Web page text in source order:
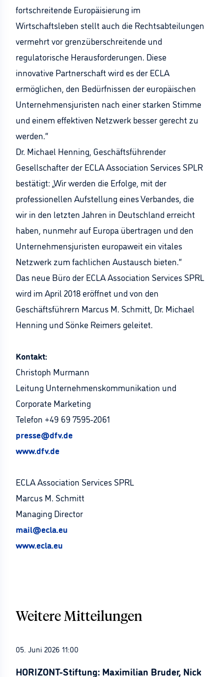
fortschreitende Europäisierung im
Wirtschaftsleben stellt auch die Rechtsabteilungen
vermehrt vor grenzüberschreitende und
regulatorische Herausforderungen. Diese
innovative Partnerschaft wird es der ECLA
ermöglichen, den Bedürfnissen der europäischen
Unternehmensjuristen nach einer starken Stimme
und einem effektiven Netzwerk besser gerecht zu
werden.“
Dr. Michael Henning, Geschäftsführender
Gesellschafter der ECLA Association Services SPLR
bestätigt: „Wir werden die Erfolge, mit der
professionellen Aufstellung eines Verbandes, die
wir in den letzten Jahren in Deutschland erreicht
haben, nunmehr auf Europa übertragen und den
Unternehmensjuristen europaweit ein vitales
Netzwerk zum fachlichen Austausch bieten.“
Das neue Büro der ECLA Association Services SPRL
wird im April 2018 eröffnet und von den
Geschäftsführern Marcus M. Schmitt, Dr. Michael
Henning und Sönke Reimers geleitet.
Kontakt:
Christoph Murmann
Leitung Unternehmenskommunikation und
Corporate Marketing
Telefon +49 69 7595-2061
presse@dfv.de
www.dfv.de
ECLA Association Services SPRL
Marcus M. Schmitt
Managing Director
mail@ecla.eu
www.ecla.eu
Weitere Mitteilungen
05. Juni 2026 11:00
HORIZONT-Stiftung: Maximilian Bruder, Nick